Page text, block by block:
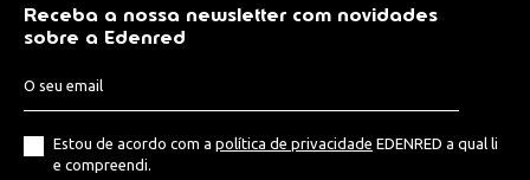
Receba a nossa newsletter com novidades
sobre a Edenred
Estou de acordo com a política de privacidade EDENRED a qual li
e compreendi.